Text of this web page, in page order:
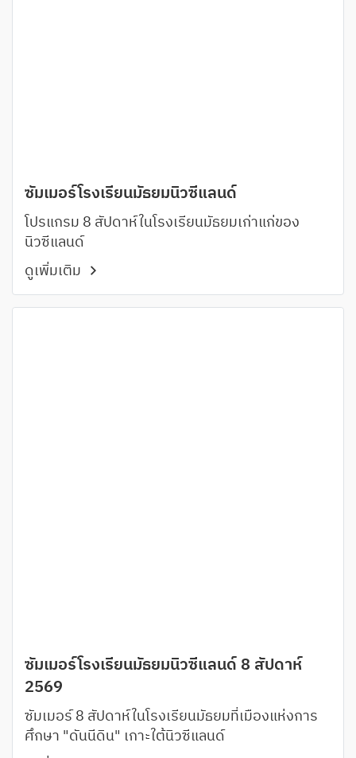
ซัมเมอร์โรงเรียนมัธยมนิวซีแลนด์
โปรแกรม 8 สัปดาห์ในโรงเรียนมัธยมเก่าแก่ของ
นิวซีแลนด์
ดูเพิ่มเติม
ซัมเมอร์โรงเรียนมัธยมนิวซีแลนด์ 8 สัปดาห์
2569
ซัมเมอร์ 8 สัปดาห์ในโรงเรียนมัธยมที่เมืองแห่งการ
ศึกษา "ดันนีดิน" เกาะใต้นิวซีแลนด์